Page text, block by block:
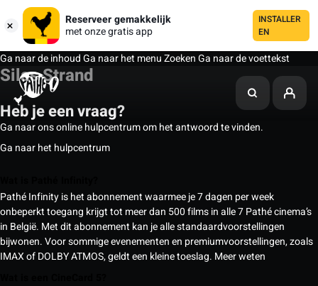
Reserveer gemakkelijk
met onze gratis app
INSTALLER
EN
Ga naar de inhoudGa naar het menuZoekenGa naar de voettekst
Silas Strand
Heb je een vraag?
Ga naar ons online hulpcentrum om het antwoord te vinden.
Ga naar het hulpcentrum
Pathé Infinity is het abonnement waarmee je 7 dagen per week
onbeperkt toegang krijgt tot meer dan 500 films in alle 7 Pathé cinema’s
in België. Met dit abonnement kan je alle standaardvoorstellingen
bijwonen. Voor sommige evenementen en premiumvoorstellingen, zoals
IMAX of DOLBY ATMOS, geldt een kleine toeslag. Meer weten